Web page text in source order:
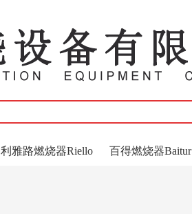
利雅路燃烧器Riello 百得燃烧器Baitur